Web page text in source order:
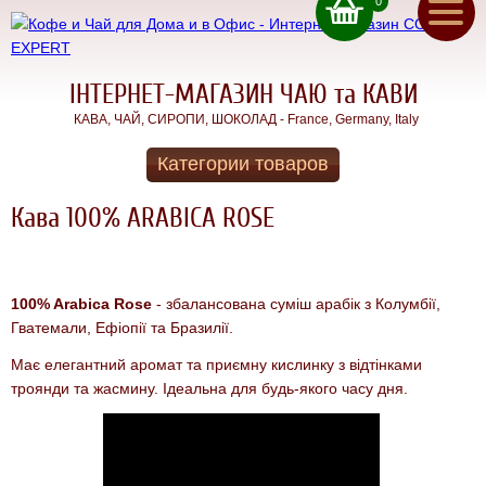
ІНТЕРНЕТ-МАГАЗИН ЧАЮ та КАВИ
КАВА, ЧАЙ, СИРОПИ, ШОКОЛАД - France, Germany, Italy
Оплата
Контакти
ru
ua
(050) 71 00 222
(067) 11 00 222
(093) 70 12 222
Категории товаров
Еспресо
Дома
для
вдома
для
домашніх
Кава 100% ARABICA ROSE
100% Arabica Rose - збалансована суміш арабік з Колумбії,
Гватемали, Ефіопії та Бразилії.
Має елегантний аромат та приємну кислинку з відтінками
троянди та жасмину. Ідеальна для будь-якого часу дня.